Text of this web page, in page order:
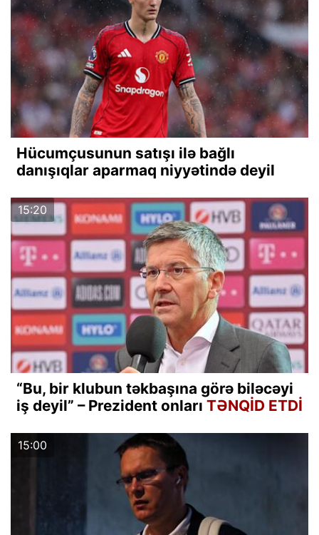
Hücumçusunun satışı ilə bağlı
danışıqlar aparmaq niyyətində deyil
15:20
“Bu, bir klubun təkbaşına görə biləcəyi
iş deyil” – Prezident onları TƏNQİD ETDİ
15:00